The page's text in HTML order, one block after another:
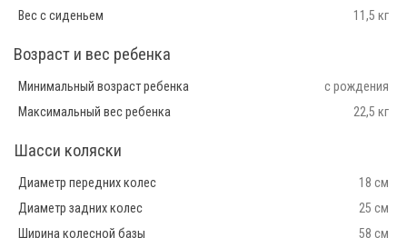
Вес с сиденьем
11,5 кг
Возраст и вес ребенка
Минимальный возраст ребенка
с рождения
Максимальный вес ребенка
22,5 кг
Шасси коляски
Диаметр передних колес
18 см
Диаметр задних колес
25 см
Ширина колесной базы
58 см